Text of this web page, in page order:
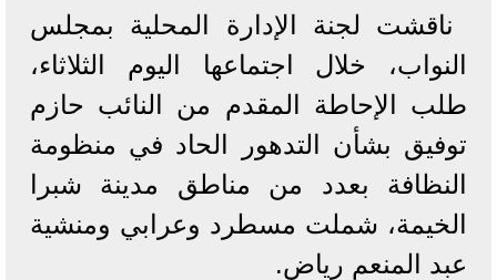
ناقشت لجنة الإدارة المحلية بمجلس
النواب، خلال اجتماعها اليوم الثلاثاء،
طلب الإحاطة المقدم من النائب حازم
توفيق بشأن التدهور الحاد في منظومة
النظافة بعدد من مناطق مدينة شبرا
الخيمة، شملت مسطرد وعرابي ومنشية
عبد المنعم رياض.